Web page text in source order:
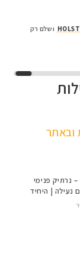
ושלם רק
חדשה
ובאתר
Orpaz EVO IWB – נרתיק פנימי
עם נעילה | היחיד